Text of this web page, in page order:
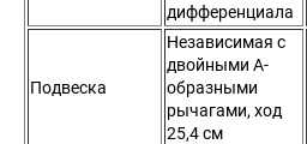
дифференциала
Подвеска
Независимая с
двойными А-
образными
рычагами, ход
25,4 см